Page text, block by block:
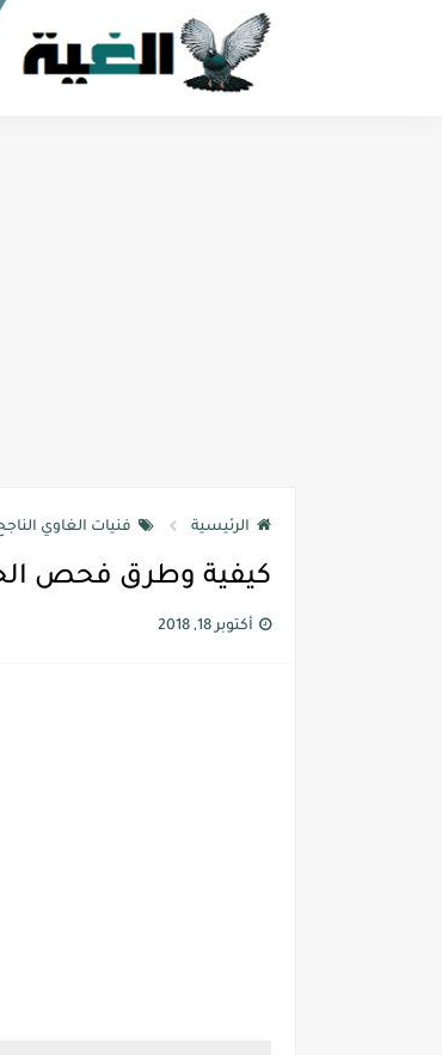
الرئيسية فنيات الغاوي
كيفية وطرق فحص
أكتوبر 18, 2018